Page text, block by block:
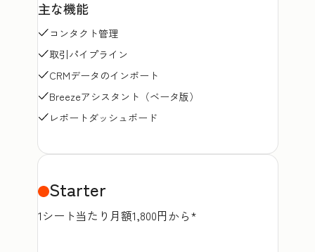
主な機能
コンタクト管理
取引パイプライン
CRMデータのインポート
Breezeアシスタント（ベータ版）
レポートダッシュボード
Starter
1シート当たり月額1,800円から*